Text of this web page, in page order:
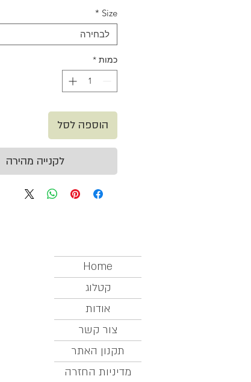
Size
*
לבחירה
כמות *
הוספה לסל
לקנייה מהירה
Home
קטלוג
אודות
צור קשר
תקנון האתר
מדיניות החזרה